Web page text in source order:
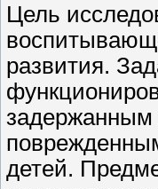
Цель
развития.
задержанным
детей.